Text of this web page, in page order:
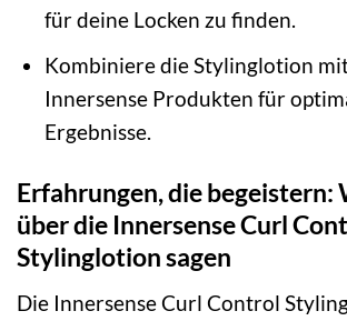
für deine Locken zu finden.
Kombiniere die Stylinglotion
Innersense Produkten für
Ergebnisse.
Erfahrungen, die begeistern:
über die Innersense Curl
Stylinglotion sagen
Die Innersense Curl Control